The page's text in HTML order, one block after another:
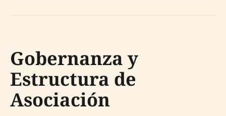
Gobernanza y
Estructura de
Asociación